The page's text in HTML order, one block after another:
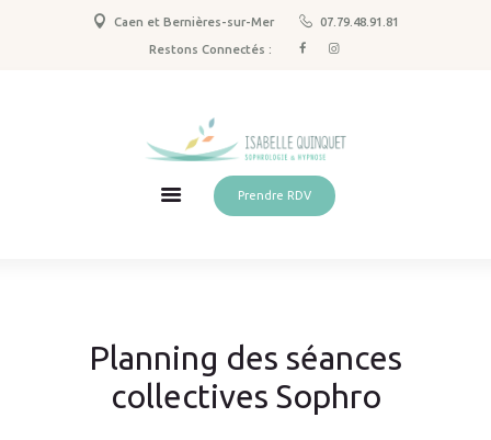
Caen et Bernières-sur-Mer 07.79.48.91.81
Restons Connectés :
Prendre RDV
Planning des séances
collectives Sophro
Sophrologie
Qui suis-je ?